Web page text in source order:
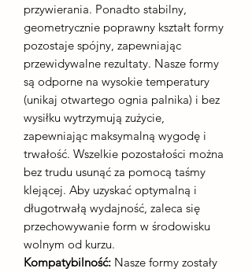
przywierania. Ponadto stabilny,
geometrycznie poprawny kształt formy
pozostaje spójny, zapewniając
przewidywalne rezultaty. Nasze formy
są odporne na wysokie temperatury
(unikaj otwartego ognia palnika) i bez
wysiłku wytrzymują zużycie,
zapewniając maksymalną wygodę i
trwałość. Wszelkie pozostałości można
bez trudu usunąć za pomocą taśmy
klejącej. Aby uzyskać optymalną i
długotrwałą wydajność, zaleca się
przechowywanie form w środowisku
wolnym od kurzu.
Kompatybilność: Nasze formy zostały